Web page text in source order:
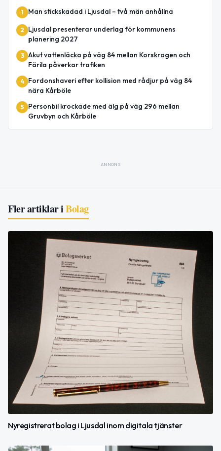
1 Man stickskadad i Ljusdal – två män anhållna
2
Ljusdal presenterar underlag för kommunens
planering 2027
3 Akut vattenläcka på väg 84 mellan Korskrogen och
Färila påverkar trafiken
4
Fordonshaveri efter kollision med rådjur på väg 84
nära Kårböle
5
Personbil krockade med älg på väg 296 mellan
Gruvbyn och Kårböle
ANNONS
Fler artiklar iBolag
Nyregistrerat bolag i Ljusdal inom digitala tjänster